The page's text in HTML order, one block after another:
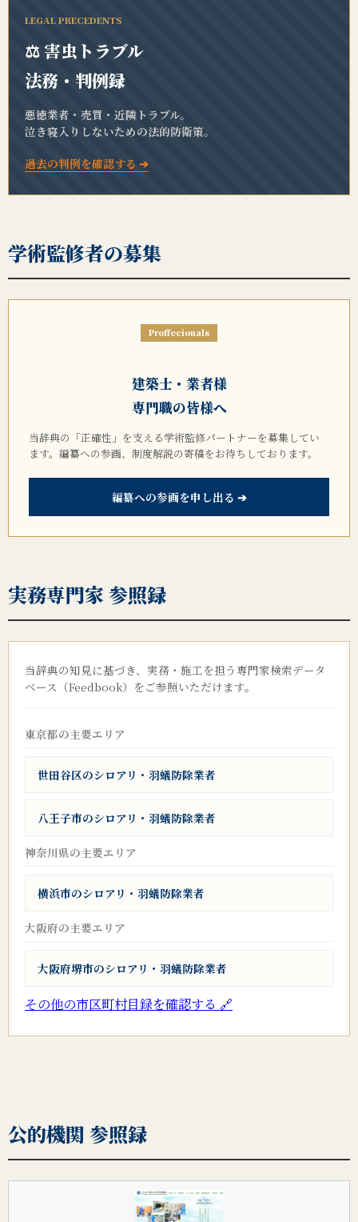
LEGAL PRECEDENTS
⚖️ 害虫トラブル
法務・判例録
悪徳業者・売買・近隣トラブル。
泣き寝入りしないための法的防衛策。
過去の判例を確認する ➔
学術監修者の募集
Proffecionals
建築士・業者様
専門職の皆様へ
当辞典の「正確性」を支える学術監修パートナーを募集してい
ます。編纂への参画、制度解説の寄稿をお待ちしております。
編纂への参画を申し出る ➔
実務専門家 参照録
当辞典の知見に基づき、実務・施工を担う専門家検索データ
ベース（Feedbook）をご参照いただけます。
東京都の主要エリア
世田谷区のシロアリ・羽蟻防除業者
八王子市のシロアリ・羽蟻防除業者
神奈川県の主要エリア
横浜市のシロアリ・羽蟻防除業者
大阪府の主要エリア
大阪府堺市のシロアリ・羽蟻防除業者
その他の市区町村目録を確認する 🔗
公的機関 参照録